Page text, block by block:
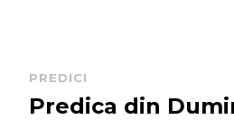
PREDICI
Predica din